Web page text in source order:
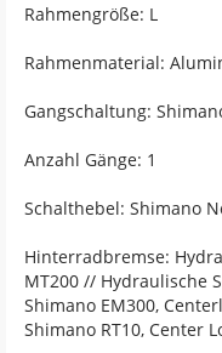
Rahmengröße: L
Rahmenmaterial:
Gangschaltung:
Anzahl Gänge: 1
Schalthebel: Shimano
Hinterradbremse:
MT200 // Hydraulische
Shimano EM300,
Shimano RT10, Center